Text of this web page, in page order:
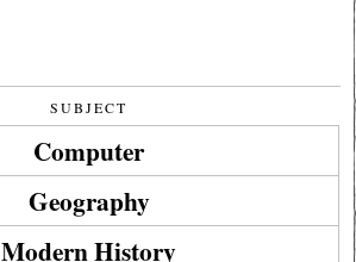
SUBJECT
Computer
Geography
Modern History